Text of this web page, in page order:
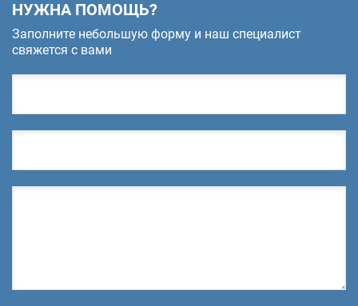
НУЖНА ПОМОЩЬ?
Заполните небольшую форму и наш специалист
свяжется с вами